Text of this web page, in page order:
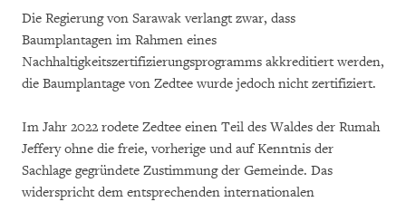
Die Regierung von Sarawak verlangt zwar, dass
Baumplantagen im Rahmen eines
Nachhaltigkeitszertifizierungsprogramms akkreditiert werden,
die Baumplantage von Zedtee wurde jedoch nicht zertifiziert.
Im Jahr 2022 rodete Zedtee einen Teil des Waldes der Rumah
Jeffery ohne die freie, vorherige und auf Kenntnis der
Sachlage gegründete Zustimmung der Gemeinde. Das
widerspricht dem entsprechenden internationalen